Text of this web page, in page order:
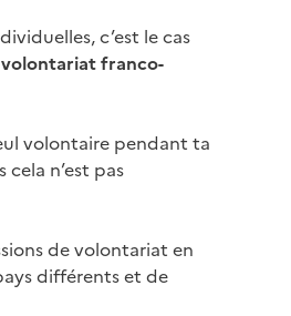
c’est le cas
franco-
volontaire pendant ta
n’est pas
de volontariat en
différents et de